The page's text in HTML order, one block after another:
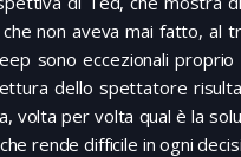
non aveva mai fatto, al
sono eccezionali
dello spettatore
volta per volta qual è la
rende difficile in ogni